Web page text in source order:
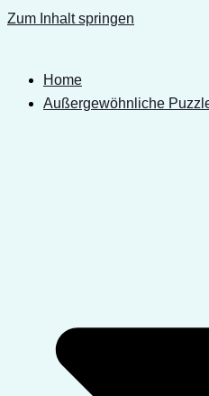
Zum Inhalt springen
Home
Außergewöhnliche